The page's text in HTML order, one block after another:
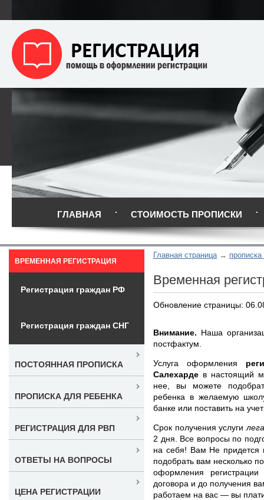
ГЛАВНАЯ СТОИМОСТЬ ПРОПИСКИ
Главная страница
Временная
Обновление страницы:
Внимание. Наша
постфактум.
Услуга оформления
Салехарде в настоящий
нее, вы можете
ребенка в желаемую
банке или поставить на
Срок получения услуги
2 дня. Все вопросы по
на себя! Вам Не придется
подобрать вам несколько
оформления
договора и до получения
работаем на вас — вы
ВРЕМЕННАЯ РЕГИСТРАЦИЯ
Регистрация граждан РФ
Регистрация граждан СНГ
ПОСТОЯННАЯ ПРОПИСКА
ПРОПИСКА ДЛЯ РЕБЕНКА
РЕГИСТРАЦИЯ ДЛЯ РВП
ОТВЕТЫ НА ВОПРОСЫ
ЦЕНА РЕГИСТРАЦИИ